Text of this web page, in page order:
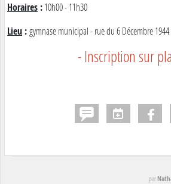
Horaires :10h00 - 11h30
Lieu :gymnase municipal - rue du 6 Décembre 1944
- Inscription sur
par